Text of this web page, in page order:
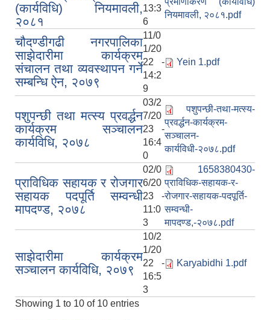
(कार्यविधि) नियमावली,
२०८१
13:3
6
नियमावली, २०८१.pdf
चौदण्डीगढी नगरपालिका
साझेदारीमा कार्यक्रम
संचालन तथा व्यवस्थापन गर्ने
सम्बन्धि ऐन, २०७९
11/0
1/20
22 -
14:2
9
Yein 1.pdf
पशुपन्छी तथा मत्स्य प्रवर्द्धन
कार्यक्रम सञ्चालन
कार्यविधि, २०७८
03/2
7/20
23 -
16:4
0
पशुपन्छी-तथा-मत्स्य-
प्रवर्द्धन-कार्यक्रम-
सञ्चालन-
कार्यविधी-२०७८.pdf
प्राविधिक सहायक र रोजगार
सहायक पदपूर्ति सम्वन्धी
मापदण्ड, २०७८
02/0
6/20
23 -
11:0
3
1658380430-
प्राविधिक-सहायक-र-
रोजगार-सहायक-पदपूर्ति-
सम्वन्धी-
मापदण्ड,-२०७८.pdf
साझेदारीमा कार्यक्रम
सञ्चालन कार्यविधि, २०७९
10/2
1/20
22 -
16:5
3
Karyabidhi 1.pdf
Showing 1 to 10 of 10 entries